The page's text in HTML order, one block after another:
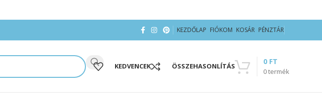
KEZDŐLAP FIÓKOM KOSÁR PÉNZTÁR
KEDVENCEK ÖSSZEHASONLÍTÁS
0termék
0 FT